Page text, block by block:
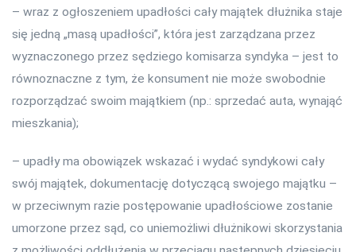
– wraz z ogłoszeniem upadłości cały majątek dłużnika staje
się jedną „masą upadłości”, która jest zarządzana przez
wyznaczonego przez sędziego komisarza syndyka – jest to
równoznaczne z tym, że konsument nie może swobodnie
rozporządzać swoim majątkiem (np.: sprzedać auta, wynająć
mieszkania);
– upadły ma obowiązek wskazać i wydać syndykowi cały
swój majątek, dokumentację dotyczącą swojego majątku –
w przeciwnym razie postępowanie upadłościowe zostanie
umorzone przez sąd, co uniemożliwi dłużnikowi skorzystania